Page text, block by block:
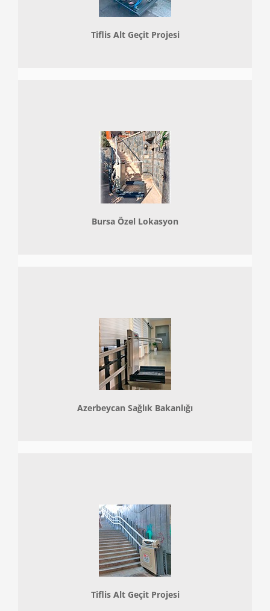
Tiflis Alt Geçit Projesi
Bursa Özel Lokasyon
Azerbeycan Sağlık Bakanlığı
Tiflis Alt Geçit Projesi